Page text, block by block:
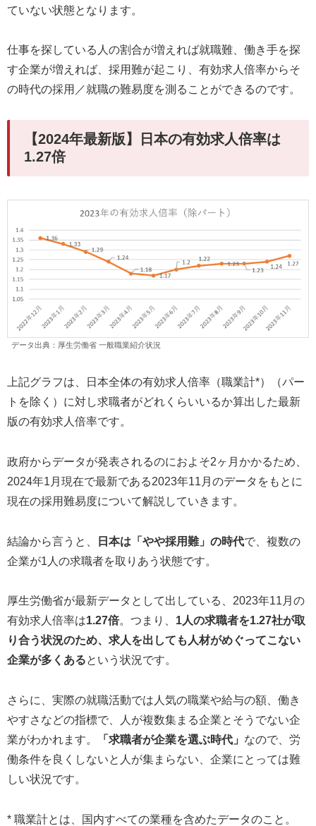
ていない状態となります。
仕事を探している人の割合が増えれば就職難、働き手を探
す企業が増えれば、採用難が起こり、有効求人倍率からそ
の時代の採用／就職の難易度を測ることができるのです。
【2024年最新版】日本の有効求人倍率は
1.27倍
データ出典：厚生労働省 一般職業紹介状況
上記グラフは、日本全体の有効求人倍率（職業計*）（パー
トを除く）に対し求職者がどれくらいいるか算出した最新
版の有効求人倍率です。
政府からデータが発表されるのにおよそ2ヶ月かかるため、
2024年1月現在で最新である2023年11月のデータをもとに
現在の採用難易度について解説していきます。
結論から言うと、 日本は「やや採用難」の時代で、複数の
企業が1人の求職者を取りあう状態です。
厚生労働省が最新データとして出している、2023年11月の
有効求人倍率は1.27倍。つまり、 1人の求職者を1.27社が取
り合う状況のため、求人を出しても人材がめぐってこない
企業が多くあるという状況です。
さらに、実際の就職活動では人気の職業や給与の額、働き
やすさなどの指標で、人が複数集まる企業とそうでない企
業がわかれます。
「求職者が企業を選ぶ時代」 なので、労
働条件を良くしないと人が集まらない、企業にとっては難
しい状況です。
* 職業計とは、国内すべての業種を含めたデータのこと。